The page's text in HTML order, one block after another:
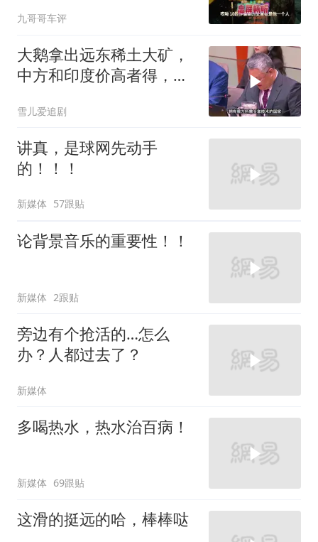
九哥哥车评
大鹅拿出远东稀土大矿，
中方和印度价高者得，背
雪儿爱追剧
讲真，是球网先动手
的！！！
新媒体 57跟贴
论背景音乐的重要性！！
新媒体 2跟贴
旁边有个抢活的…怎么
办？人都过去了？
新媒体
多喝热水，热水治百病！
新媒体 69跟贴
这滑的挺远的哈，棒棒哒